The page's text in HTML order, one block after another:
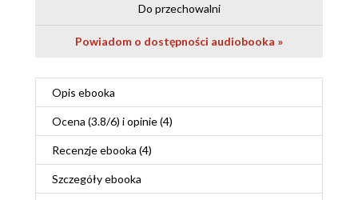
Do przechowalni
Powiadom o dostępności audiobooka »
Opis ebooka
Ocena (3.8/6) i opinie (4)
Recenzjeebooka (4)
Szczegółyebooka